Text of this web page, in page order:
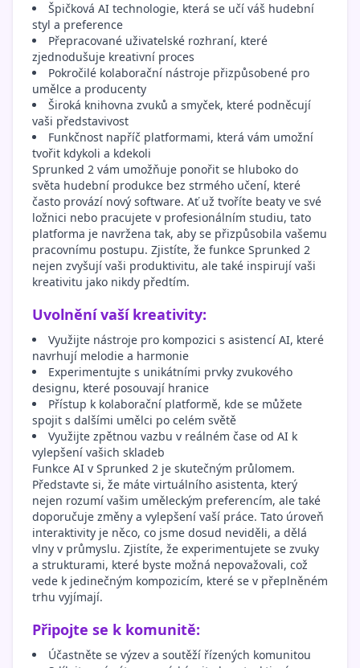
Špičková AI technologie, která se učí váš hudební
styl a preference
Přepracované uživatelské rozhraní, které
zjednodušuje kreativní proces
Pokročilé kolaborační nástroje přizpůsobené pro
umělce a producenty
Široká knihovna zvuků a smyček, které podněcují
vaši představivost
Funkčnost napříč platformami, která vám umožní
tvořit kdykoli a kdekoli
Sprunked 2 vám umožňuje ponořit se hluboko do
světa hudební produkce bez strmého učení, které
často provází nový software. Ať už tvoříte beaty ve své
ložnici nebo pracujete v profesionálním studiu, tato
platforma je navržena tak, aby se přizpůsobila vašemu
pracovnímu postupu. Zjistíte, že funkce Sprunked 2
nejen zvyšují vaši produktivitu, ale také inspirují vaši
kreativitu jako nikdy předtím.
Uvolnění vaší kreativity:
Využijte nástroje pro kompozici s asistencí AI, které
navrhují melodie a harmonie
Experimentujte s unikátními prvky zvukového
designu, které posouvají hranice
Přístup k kolaborační platformě, kde se můžete
spojit s dalšími umělci po celém světě
Využijte zpětnou vazbu v reálném čase od AI k
vylepšení vašich skladeb
Funkce AI v Sprunked 2 je skutečným průlomem.
Představte si, že máte virtuálního asistenta, který
nejen rozumí vašim uměleckým preferencím, ale také
doporučuje změny a vylepšení vaší práce. Tato úroveň
interaktivity je něco, co jsme dosud neviděli, a dělá
vlny v průmyslu. Zjistíte, že experimentujete se zvuky
a strukturami, které byste možná nepovažovali, což
vede k jedinečným kompozicím, které se v přeplněném
trhu vyjímají.
Připojte se k komunitě:
Účastněte se výzev a soutěží řízených komunitou